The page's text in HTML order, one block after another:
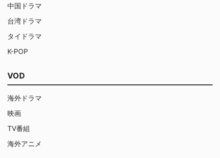
中国ドラマ
台湾ドラマ
タイドラマ
K-POP
VOD
海外ドラマ
映画
TV番組
海外アニメ